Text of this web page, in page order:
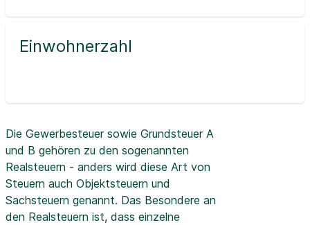
Einwohnerzahl
Die Gewerbesteuer sowie Grundsteuer A
und B gehören zu den sogenannten
Realsteuern - anders wird diese Art von
Steuern auch Objektsteuern und
Sachsteuern genannt. Das Besondere an
den Realsteuern ist, dass einzelne